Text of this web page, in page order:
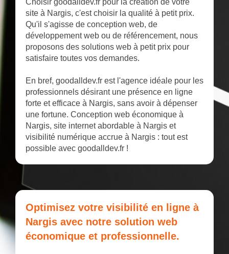
Choisir goodalldev.fr pour la création de votre
site à Nargis, c'est choisir la qualité à petit prix.
Qu'il s'agisse de conception web, de
développement web ou de référencement, nous
proposons des solutions web à petit prix pour
satisfaire toutes vos demandes.
En bref, goodalldev.fr est l'agence idéale pour les
professionnels désirant une présence en ligne
forte et efficace à Nargis, sans avoir à dépenser
une fortune. Conception web économique à
Nargis, site internet abordable à Nargis et
visibilité numérique accrue à Nargis : tout est
possible avec goodalldev.fr !
Optimisez votre visibilité en ligne à
Nargis avec notre solution web
économique et professionnelle.